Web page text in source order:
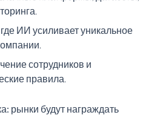
ИИ усиливает уникальное
сотрудников и
правила.
рынки будут награждать